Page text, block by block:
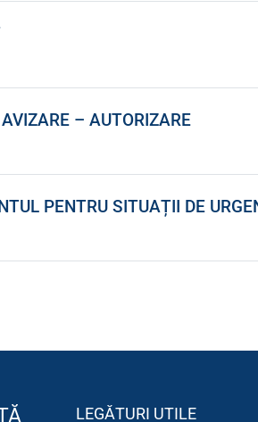
– AUTORIZARE
PENTRU SITUAȚII DE
LEGĂTURI UTILE